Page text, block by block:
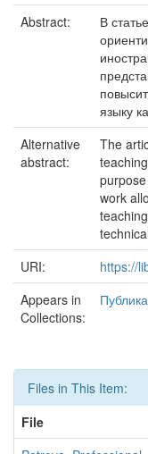
Abstract:
В
языку
Alternative
abstract:
The
work
URI:
https://
Appears in
Collections:
Files in This Item:
File